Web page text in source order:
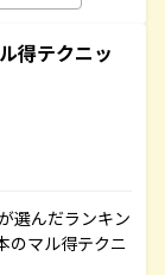
得テクニッ
選んだランキン
のマル得テクニ